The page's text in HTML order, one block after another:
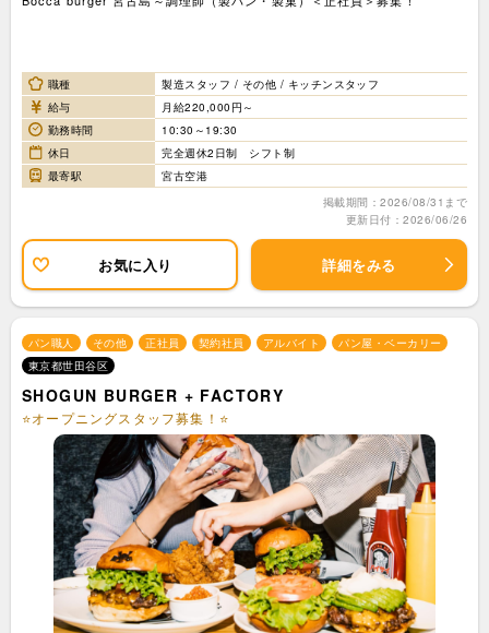
職種
製造スタッフ / その他 / キッチンスタッフ
給与
月給220,000円～
勤務時間
10:30～19:30
休日
完全週休2日制 シフト制
最寄駅
宮古空港
掲載期間：2026/08/31まで
更新日付：2026/06/26
お気に入り 詳細をみる
パン職人 その他 正社員 契約社員 アルバイト
パン屋・ベーカリー
東京都世田谷区
SHOGUN BURGER + FACTORY
⭐オープニングスタッフ募集！⭐